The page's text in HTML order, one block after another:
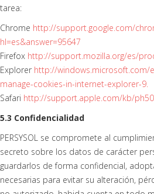
tarea:
Chrome http://support.google.com/
hl=es&answer=95647
Firefox http://support.mozilla.org/es/
Explorer http://windows.microsoft.com/
manage-cookies-in-internet-explorer-9.
Safari http://support.apple.com/kb/
5.3 Confidencialidad
PERSYSOL se compromete al
secreto sobre los datos de carácter
guardarlos de forma confidencial,
necesarias para evitar su alteración,